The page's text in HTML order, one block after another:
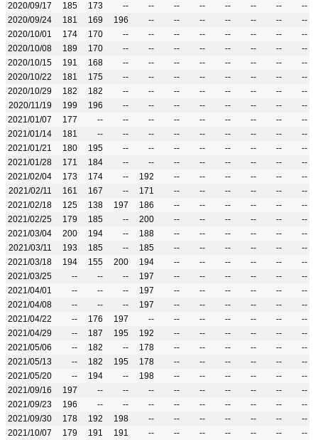
2020/09/17
185 173 -- -- -- -- -- -- --
--
2020/09/24
181 169 196 -- -- -- -- -- --
--
2020/10/01
174 170 -- -- -- -- -- -- --
--
2020/10/08
189 170 -- -- -- -- -- -- --
--
2020/10/15
191 168 -- -- -- -- -- -- --
--
2020/10/22
181 175 -- -- -- -- -- -- --
--
2020/10/29
182 182 -- -- -- -- -- -- --
--
2020/11/19
199 196 -- -- -- -- -- -- --
--
2021/01/07
177 -- -- -- -- -- -- -- --
--
2021/01/14
181 -- -- -- -- -- -- -- --
--
2021/01/21
180 195 -- -- -- -- -- -- --
--
2021/01/28
171 184 -- -- -- -- -- -- --
--
2021/02/04
173 174 -- 192 -- -- -- -- --
--
2021/02/11
161 167 -- 171 -- -- -- -- --
--
2021/02/18
125 138 197 186 -- -- -- -- --
--
2021/02/25
179 185 -- 200 -- -- -- -- --
--
2021/03/04
200 194 -- 188 -- -- -- -- --
--
2021/03/11
193 185 -- 185 -- -- -- -- --
--
2021/03/18
194 155 200 194 -- -- -- -- --
--
2021/03/25
-- -- -- 197 -- -- -- -- --
--
2021/04/01
-- -- -- 197 -- -- -- -- --
--
2021/04/08
-- -- -- 197 -- -- -- -- --
--
2021/04/22
-- 176 197 -- -- -- -- -- --
--
2021/04/29
-- 187 195 192 -- -- -- -- --
--
2021/05/06
-- 182 -- 178 -- -- -- -- --
--
2021/05/13
-- 182 195 178 -- -- -- -- --
--
2021/05/20
-- 194 -- 198 -- -- -- -- --
--
2021/09/16
197 -- -- -- -- -- -- -- --
--
2021/09/23
196 -- -- -- -- -- -- -- --
--
2021/09/30
178 192 198 -- -- -- -- -- --
--
2021/10/07
179 191 191 -- -- -- -- -- -- --